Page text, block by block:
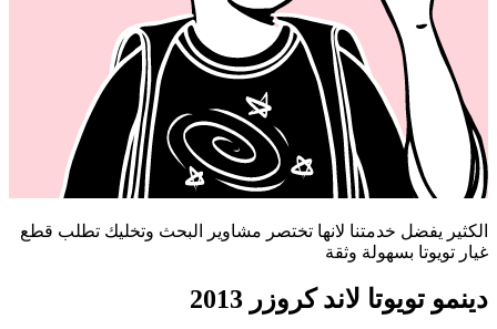
الكثير يفضل خدمتنا لانها تختصر مشاوير البحث وتخليك تطلب قطع
غيار تويوتا بسهولة وثقة
دينمو تويوتا لاند كروزر 2013